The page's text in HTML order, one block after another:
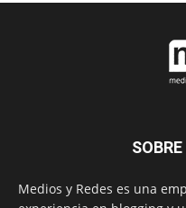
Medios y Redes es una